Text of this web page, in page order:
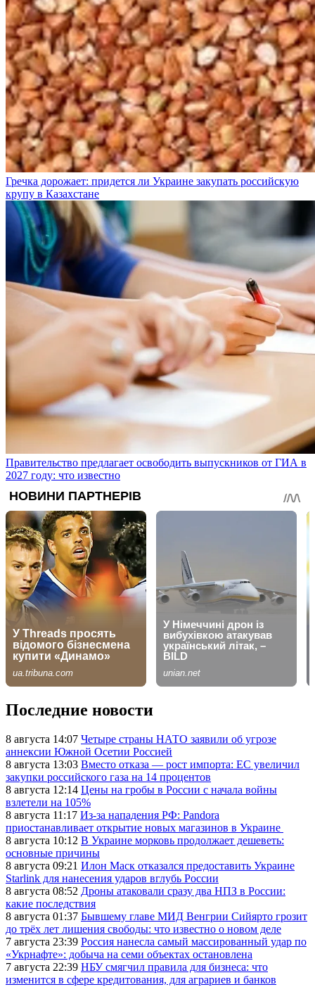
Гречка дорожает: придется ли Украине закупать российскую
крупу в Казахстане
Правительство предлагает освободить выпускников от ГИА в
2027 году: что известно
Последние новости
8 августа 14:07 Четыре страны НАТО заявили об угрозе
аннексии Южной Осетии Россией
8 августа 13:03 Вместо отказа — рост импорта: ЕС увеличил
закупки российского газа на 14 процентов
8 августа 12:14 Цены на гробы в России с начала войны
взлетели на 105%
8 августа 11:17 Из-за нападения РФ: Pandora
приостанавливает открытие новых магазинов в Украине
8 августа 10:12 В Украине морковь продолжает дешеветь:
основные причины
8 августа 09:21 Илон Маск отказался предоставить Украине
Starlink для нанесения ударов вглубь России
8 августа 08:52 Дроны атаковали сразу два НПЗ в России:
какие последствия
8 августа 01:37 Бывшему главе МИД Венгрии Сийярто грозит
до трёх лет лишения свободы: что известно о новом деле
7 августа 23:39 Россия нанесла самый массированный удар по
«Укрнафте»: добыча на семи объектах остановлена
7 августа 22:39 НБУ смягчил правила для бизнеса: что
изменится в сфере кредитования, для аграриев и банков